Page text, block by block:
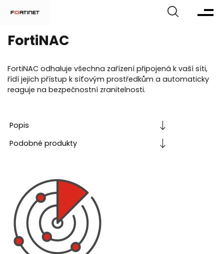
FortiNAC
FortiNAC odhaluje všechna zařízení připojená k vaší síti,
řídí jejich přístup k síťovým prostředkům a automaticky
reaguje na bezpečnostní zranitelnosti.
Popis
Podobné produkty